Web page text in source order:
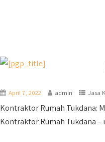
April 7, 2022 admin Jasa
Kontraktor Rumah Tukdana:
Kontraktor Rumah Tukdana –